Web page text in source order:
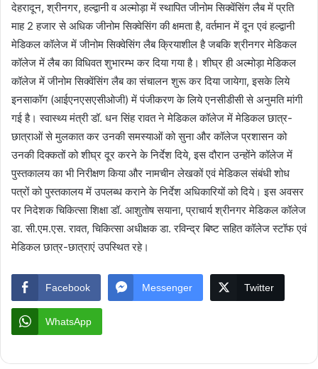
देहरादून, श्रीनगर, हल्द्वानी व अल्मोड़ा में स्थापित जीनोम सिक्वेंसिंग लैब में प्रति
माह 2 हजार से अधिक जीनोम सिक्वेसिंग की क्षमता है, वर्तमान में दून एवं हल्द्वानी
मेडिकल कॉलेज में जीनोम सिक्वेसिंग लैब क्रियाशील है जबकि श्रीनगर मेडिकल
कॉलेज में लैब का विधिवत शुभारम्भ कर दिया गया है। शीघ्र ही अल्मोड़ा मेडिकल
कॉलेज में जीनोम सिक्वेंसिंग लैब का संचालन शुरू कर दिया जायेगा, इसके लिये
इनसाकॉग (आईएनएसएसीओजी) में पंजीकरण के लिये एनसीडीसी से अनुमति मांगी
गई है। स्वास्थ्य मंत्री डॉ. धन सिंह रावत ने मेडिकल कॉलेज में मेडिकल छात्र-
छात्राओं से मुलकात कर उनकी समस्याओं को सुना और कॉलेज प्रशासन को
उनकी दिक्कतों को शीघ्र दूर करने के निर्देश दिये, इस दौरान उन्होंने कॉलेज में
पुस्तकालय का भी निरीक्षण किया और नामचीन लेखकों एवं मेडिकल संबंधी शोध
पत्रों को पुस्तकालय में उपलब्ध कराने के निर्देश अधिकारियों को दिये। इस अवसर
पर निदेशक चिकित्सा शिक्षा डॉ. आशुतोष सयाना, प्राचार्य श्रीनगर मेडिकल कॉलेज
डा. सी.एम.एस. रावत, चिकित्सा अधीक्षक डा. रविन्द्र बिष्ट सहित कॉलेज स्टॉफ एवं
मेडिकल छात्र-छात्राएं उपस्थित रहे।
Facebook Messenger Twitter
WhatsApp